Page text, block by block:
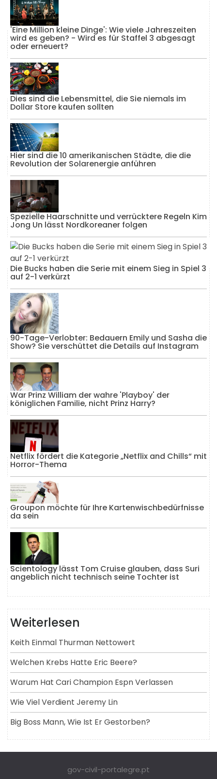
'Eine Million kleine Dinge': Wie viele Jahreszeiten
wird es geben? - Wird es für Staffel 3 abgesagt
oder erneuert?
Dies sind die Lebensmittel, die Sie niemals im
Dollar Store kaufen sollten
Hier sind die 10 amerikanischen Städte, die die
Revolution der Solarenergie anführen
Spezielle Haarschnitte und verrücktere Regeln Kim
Jong Un lässt Nordkoreaner folgen
Die Bucks haben die Serie mit einem Sieg in Spiel 3
auf 2-1 verkürzt
90-Tage-Verlobter: Bedauern Emily und Sasha die
Show? Sie verschüttet die Details auf Instagram
War Prinz William der wahre 'Playboy' der
königlichen Familie, nicht Prinz Harry?
Netflix fördert die Kategorie „Netflix and Chills“ mit
Horror-Thema
Groupon möchte für Ihre Kartenwischbedürfnisse
da sein
Scientology lässt Tom Cruise glauben, dass Suri
angeblich nicht technisch seine Tochter ist
Weiterlesen
Keith Einmal Thurman Nettowert
Welchen Krebs Hatte Eric Beere?
Warum Hat Cari Champion Espn Verlassen
Wie Viel Verdient Jeremy Lin
Big Boss Mann, Wie Ist Er Gestorben?
gov-civil-portalegre.pt